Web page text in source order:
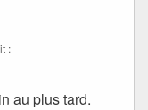
:
au plus tard.